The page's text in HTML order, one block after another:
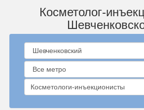
Косметолог-
Косметологи-инъекционисты